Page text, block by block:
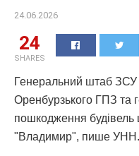
24.06.2026
24
SHARES
Генеральний штаб ЗСУ
Оренбурзького ГПЗ та
пошкодження будівель
"Владимир", пише УНН.